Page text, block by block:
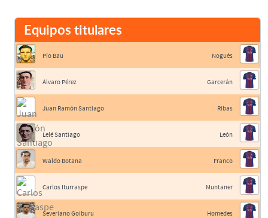
Equipos titulares
Pío Bau
Álvaro Pérez
Juan Ramón Santiago
Lelé Santiago
Waldo Botana
Carlos Iturraspe
Severiano Goiburu
Nogués
Garcerán
Ribas
León
Franco
Muntaner
Homedes